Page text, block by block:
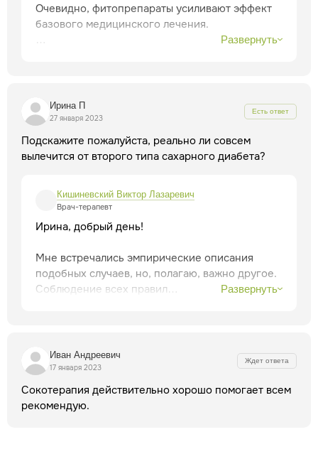
Очевидно, фитопрепараты усиливают эффект
базового медицинского лечения.
Развернуть
Ирина П
27 января 2023
Есть ответ
Подскажите пожалуйста, реально ли совсем
вылечится от второго типа сахарного диабета?
Кишиневский Виктор Лазаревич
Врач-терапевт
Ирина, добрый день!
Мне встречались эмпирические описания
подобных случаев, но, полагаю, важно другое.
Соблюдение всех правил
нормализовать уровень глюкозы крови доне
деабетического уровня по гликированному
гемоглобину и поддерживать его на этом
уровне!
Развернуть
Иван Андреевич
17 января 2023
Ждет ответа
Сокотерапия действительно хорошо помогает всем
рекомендую.